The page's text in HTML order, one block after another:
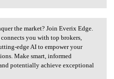
the market?
the market? Join Everix Edge.
you with top brokers,
edge AI to empower your
Make smart, informed
potentially achieve exceptional